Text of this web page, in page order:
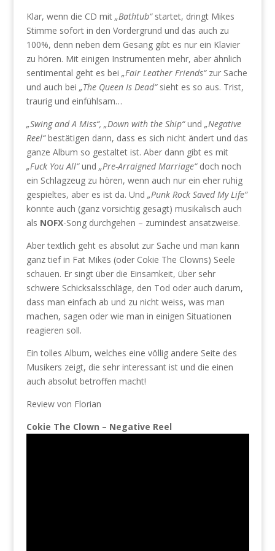
Klar, wenn die CD mit „Bathtub“startet, dringt Mikes
Stimme sofort in den Vordergrund und das auch zu
100%, denn neben dem Gesang gibt es nur ein Klavier
zu hören. Mit einigen Instrumenten mehr, aber ähnlich
sentimental geht es bei „Fair Leather Friends“zur Sache
und auch bei „The Queen Is Dead“sieht es so aus. Trist,
traurig und einfühlsam…
„Swing and A Miss“, „Down with the Ship“und „Negative
Reel“bestätigen dann, dass es sich nicht ändert und das
ganze Album so gestaltet ist. Aber dann gibt es mit
„Fuck You All“und „Pre-Arraigned Marriage“doch noch
ein Schlagzeug zu hören, wenn auch nur ein eher ruhig
gespieltes, aber es ist da. Und „Punk Rock Saved My Life“
könnte auch (ganz vorsichtig gesagt) musikalisch auch
als NOFX-Song durchgehen – zumindest ansatzweise.
Aber textlich geht es absolut zur Sache und man kann
ganz tief in Fat Mikes (oder Cokie The Clowns) Seele
schauen. Er singt über die Einsamkeit, über sehr
schwere Schicksalsschläge, den Tod oder auch darum,
dass man einfach ab und zu nicht weiss, was man
machen, sagen oder wie man in einigen Situationen
reagieren soll.
Ein tolles Album, welches eine völlig andere Seite des
Musikers zeigt, die sehr interessant ist und die einen
auch absolut betroffen macht!
Review von Florian
Cokie The Clown – Negative Reel